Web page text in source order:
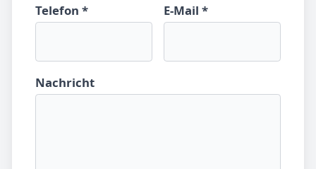
Telefon * E-Mail *
Nachricht